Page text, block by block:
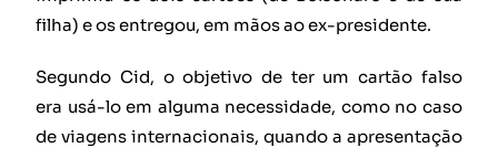
filha) e os entregou, em mãos ao ex-presidente.
Segundo Cid, o objetivo de ter um cartão falso
era usá-lo em alguma necessidade, como no caso
de viagens internacionais, quando a apresentação